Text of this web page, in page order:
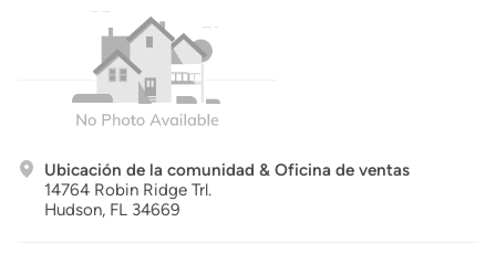
Ubicación de la comunidad & Oficina de ventas
14764 Robin Ridge Trl.
Hudson, FL 34669